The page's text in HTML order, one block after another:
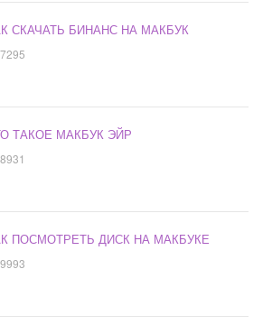
СКАЧАТЬ БИНАНС НА МАКБУК
7295
ТАКОЕ МАКБУК ЭЙР
8931
ПОСМОТРЕТЬ ДИСК НА МАКБУКЕ
9993